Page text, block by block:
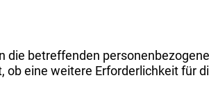
betreffenden
eine weitere Erforderlichkeit für